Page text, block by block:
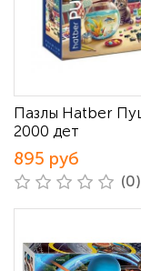
Пазлы Hatber
2000 дет
895 руб
(0)